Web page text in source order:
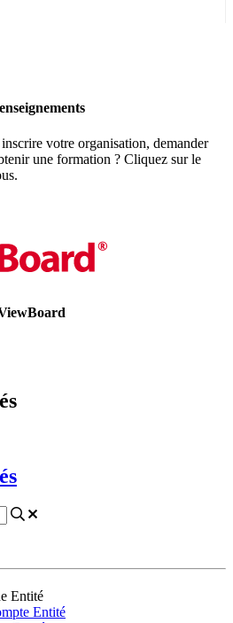
votre organisation, demander
une formation ? Cliquez sur le
Entité
Entité